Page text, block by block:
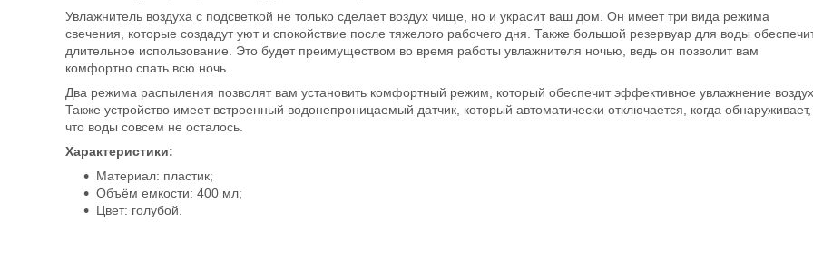
Увлажнитель воздуха с подсветкой не только сделает воздух чище, но и украсит ваш дом. Он имеет три вида режима
свечения, которые создадут уют и спокойствие после тяжелого рабочего дня. Также большой резервуар для воды
длительное использование. Это будет преимуществом во время работы увлажнителя ночью, ведь он позволит вам
комфортно спать всю ночь.
Два режима распыления позволят вам установить комфортный режим, который обеспечит эффективное увлажнение
Также устройство имеет встроенный водонепроницаемый датчик, который автоматически отключается, когда обнаруживает,
что воды совсем не осталось.
Характеристики:
Материал: пластик;
Объём емкости: 400 мл;
Цвет: голубой.